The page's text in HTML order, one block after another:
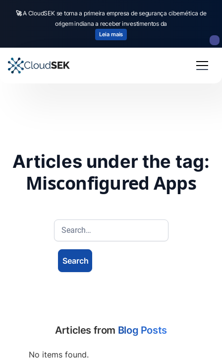
🚀A CloudSEK se torna a primeira empresa de segurança cibernética de
origem indiana a receber investimentos da
Leia mais
Articles under the tag:
Misconfigured Apps
Articles from Blog Posts
No items found.